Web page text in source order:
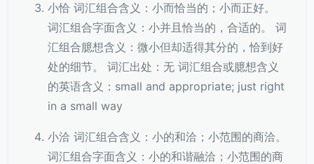
小恰 词汇组合含义：小而恰当的；小而正好。
词汇组合字面含义：小并且恰当的，合适的。 词
汇组合臆想含义：微小但却适得其分的，恰到好
处的细节。 词汇出处：无 词汇组合或臆想含义
的英语含义：small and appropriate; just right
in a small way
小洽 词汇组合含义：小的和洽；小范围的商洽。
词汇组合字面含义：小的和谐融洽；小范围的商